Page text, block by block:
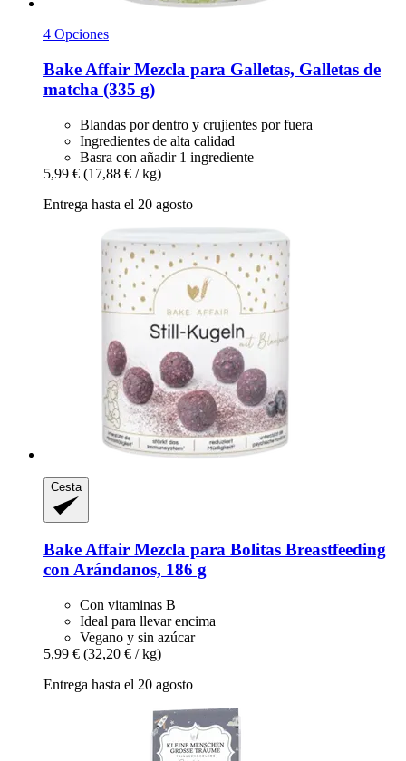
4 Opciones
Bake Affair Mezcla para Galletas, Galletas de
matcha (335 g)
Blandas por dentro y crujientes por fuera
Ingredientes de alta calidad
Basra con añadir 1 ingrediente
5,99 € (17,88 € / kg)
Entrega hasta el 20 agosto
Cesta
Bake Affair Mezcla para Bolitas Breastfeeding
con Arándanos, 186 g
Con vitaminas B
Ideal para llevar encima
Vegano y sin azúcar
5,99 € (32,20 € / kg)
Entrega hasta el 20 agosto